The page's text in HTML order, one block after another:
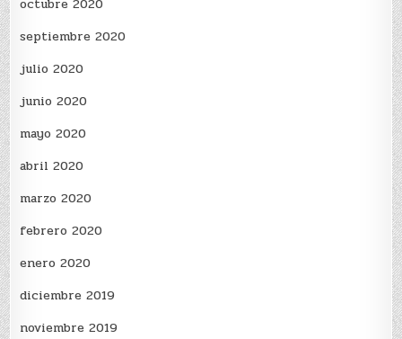
octubre 2020
septiembre 2020
julio 2020
junio 2020
mayo 2020
abril 2020
marzo 2020
febrero 2020
enero 2020
diciembre 2019
noviembre 2019